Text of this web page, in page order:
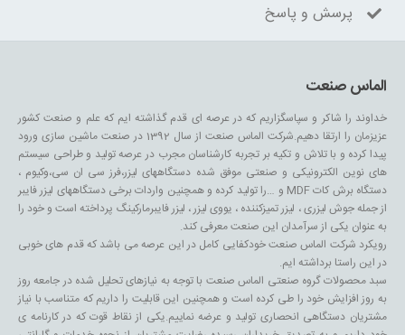
پرسش و پاسخ
الماس صنعت
خداوند را شاکر و سپاسگزاریم که در عرصه ای قدم گذاشته ایم که علم و صنعت کشور
عزیزمان را ارتقا دهیم.شرکت الماس صنعت از سال 1392 در صنعت ماشین سازی ورود
پیدا کرده و با تلاش و تکیه بر تجربه کارشناسان مجرب در عرصه تولید و طراحی سیستم
های نوین الکترونیکی و صنعتی موفق شده دستگاههای لیزر،فرز سی ان سی،وکیوم ،
دستگاه برش کات MDF و …را تولید کرده و همچنین واردات برخی دستگاههای لیزر فایبر
از جمله جوش لیزری ، لیزر تمیزکننده ، یووی لیزر ، لیزر فایبرمارکینگ پرداخته است و خود را
به عنوان یکی از سرآمدان این صنعت معرفی کند.
رویکرد شرکت الماس صنعت خودکفایی کامل در این عرصه می باشد که قدم های خوبی
در این راستا برداشته ایم.
سبد محصولات گروه صنعتی الماس صنعت با توجه به نیازهای تحلیل شده در جامعه روز
به روز افزایش خود را طی کرده است و همچنین این قابلیت را داریم که متناسب با نیاز
مشتریان دستگاهی انحصاری تولید و عرضه نماییم.یکی از نقاط قوت که در کارنامه ی